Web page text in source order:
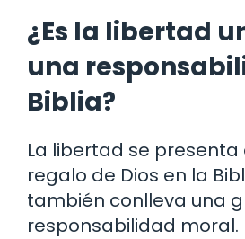
¿Es la libertad
una
Biblia?
La libertad se presenta
regalo de Dios en la
también conlleva una
responsabilidad moral.